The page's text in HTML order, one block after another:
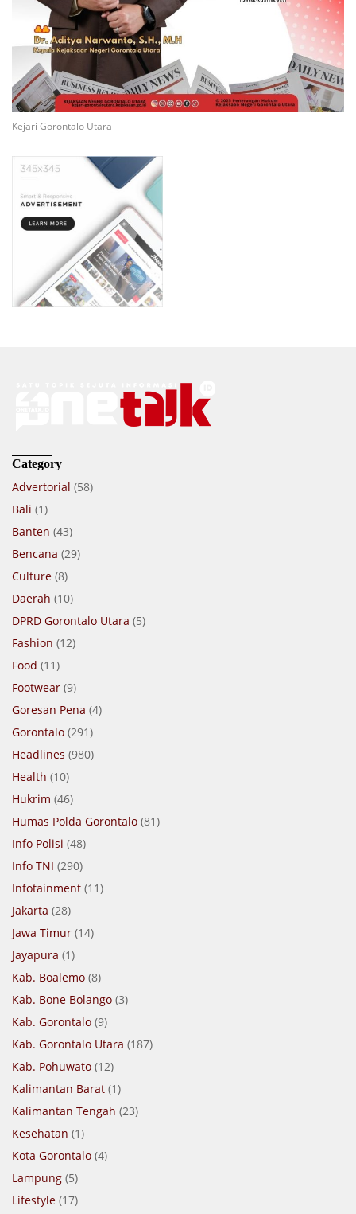
Kejari Gorontalo Utara
Category
Advertorial (58)
Bali (1)
Banten (43)
Bencana (29)
Culture (8)
Daerah (10)
DPRD Gorontalo Utara (5)
Fashion (12)
Food (11)
Footwear (9)
Goresan Pena (4)
Gorontalo (291)
Headlines (980)
Health (10)
Hukrim (46)
Humas Polda Gorontalo (81)
Info Polisi (48)
Info TNI (290)
Infotainment (11)
Jakarta (28)
Jawa Timur (14)
Jayapura (1)
Kab. Boalemo (8)
Kab. Bone Bolango (3)
Kab. Gorontalo (9)
Kab. Gorontalo Utara (187)
Kab. Pohuwato (12)
Kalimantan Barat (1)
Kalimantan Tengah (23)
Kesehatan (1)
Kota Gorontalo (4)
Lampung (5)
Lifestyle (17)